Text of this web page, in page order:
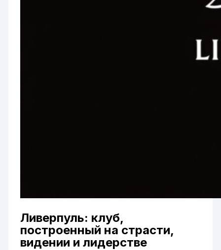
Ливерпуль: клуб,
построенный на страсти,
видении и лидерстве